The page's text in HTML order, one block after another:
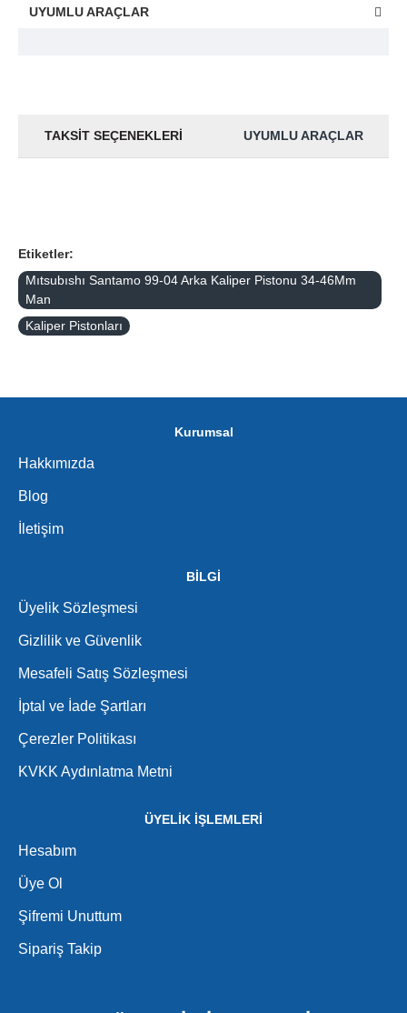
UYUMLU ARAÇLAR
TAKSIT SEÇENEKLERI UYUMLU ARAÇLAR
Etiketler:
Mıtsubıshı Santamo 99-04 Arka Kaliper Pistonu 34-46Mm
Man
Kaliper Pistonları
Kurumsal
Hakkımızda
Blog
İletişim
BİLGİ
Üyelik Sözleşmesi
Gizlilik ve Güvenlik
Mesafeli Satış Sözleşmesi
İptal ve İade Şartları
Çerezler Politikası
KVKK Aydınlatma Metni
ÜYELİK İŞLEMLERİ
Hesabım
Üye Ol
Şifremi Unuttum
Sipariş Takip